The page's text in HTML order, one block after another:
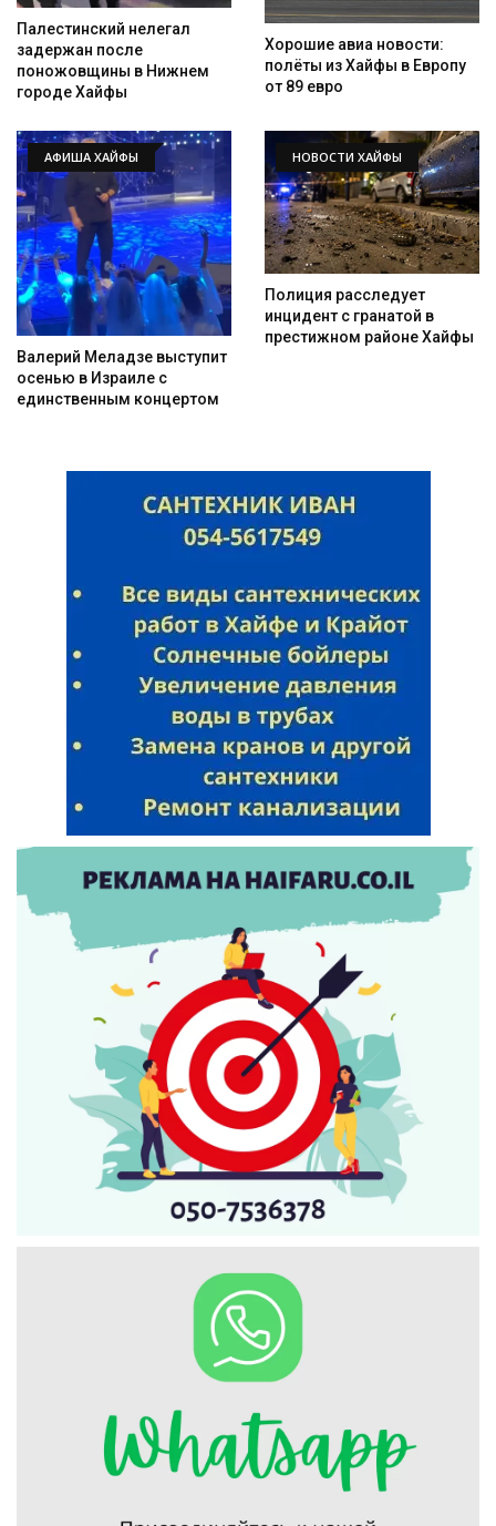
Искать
Палестинский нелегал
задержан после
поножовщины в Нижнем
городе Хайфы
Хорошие авиа новости:
полёты из Хайфы в Европу
от 89 евро
АФИША ХАЙФЫ
Валерий Меладзе выступит
осенью в Израиле с
единственным концертом
НОВОСТИ ХАЙФЫ
Полиция расследует
инцидент с гранатой в
престижном районе Хайфы